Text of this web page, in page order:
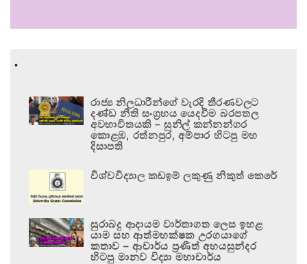
.
රාජ්‍ය නිලධාරීන්ගේ වැරදි තීරණවලට
දණ්ඩ නීති සංග්‍රහය යෙදවීම බරපතල
අවභාවිතයකි – සුනිල් කන්නන්ගර
කොළඹ, රත්නපුර, අම්පාර හිටපු මහ
දිසාපති
විශ්වවිද්‍යාල කඩඉම් ලකුණු නිකුත් කෙරේ
සුරාබදු ආදායම වාර්තාගත ලෙස ඉහළ
යාම සහ ආත්මභක්ෂක උරගයාගේ
කතාව – ආචාර්ය ප්‍රණීත් අභයසුන්දර
හිටපු මානව විද්‍යා මහාචාර්ය